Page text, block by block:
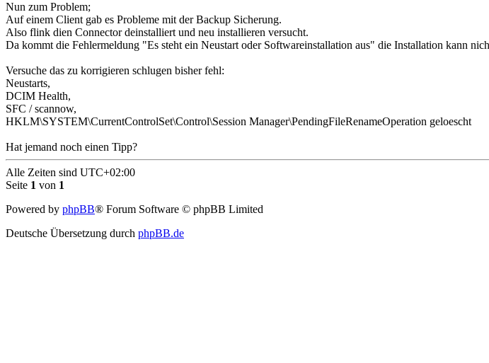
Nun zum Problem;
Auf einem Client gab es Probleme mit der Backup Sicherung.
Also flink dien Connector deinstalliert und neu installieren versucht.
Da kommt die Fehlermeldung "Es steht ein Neustart oder Softwareinstallation aus" die Installation kann
Versuche das zu korrigieren schlugen bisher fehl:
Neustarts,
DCIM Health,
SFC / scannow,
HKLM\SYSTEM\CurrentControlSet\Control\Session Manager\PendingFileRenameOperation geloescht
Hat jemand noch einen Tipp?
Alle Zeiten sind UTC+02:00
Seite 1 von 1
Powered by phpBB® Forum Software © phpBB Limited
Deutsche Übersetzung durch phpBB.de